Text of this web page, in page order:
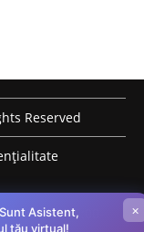
Reserved
VINERI: 09:00-
Asistent,
tău virtual!
×